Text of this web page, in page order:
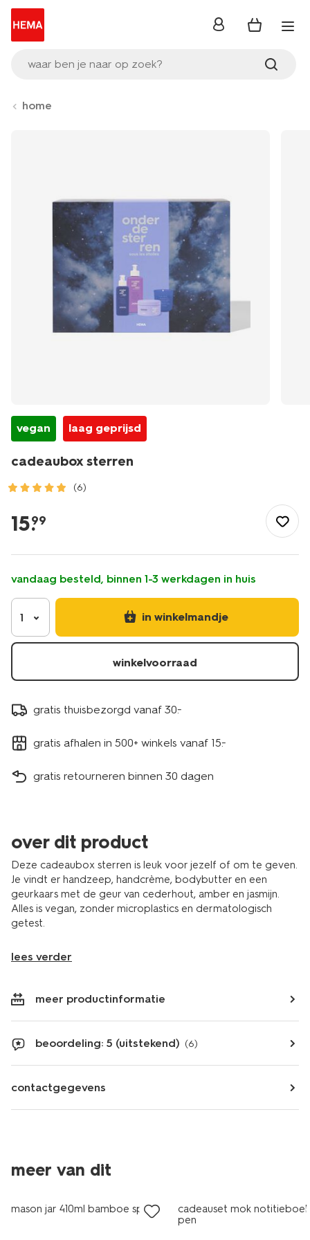
waar ben je naar op zoek?
inloggen
home
vegan laag geprijsd
cadeaubox sterren
(6)
sterren-
11380024.html
15.
99
vandaag besteld, binnen 1-3 werkdagen in huis
1 in winkelmandje
winkelvoorraad
gratis thuisbezorgd vanaf 30.-
gratis afhalen in 500+ winkels vanaf 15.-
gratis retourneren binnen 30 dagen
over dit product
Deze cadeaubox sterren is leuk voor jezelf of om te geven.
Je vindt er handzeep, handcrème, bodybutter en een
geurkaars met de geur van cederhout, amber en jasmijn.
Alles is vegan, zonder microplastics en dermatologisch
getest.
lees verder
meer productinformatie
beoordeling: 5 (uitstekend) (6)
contactgegevens
meer van dit
laag geprijsd
mason jar 410ml bamboe spikkel
cadeauset mok
pen